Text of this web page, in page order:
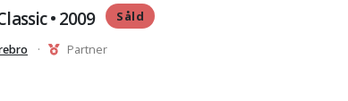
• 2009 Såld
· Partner